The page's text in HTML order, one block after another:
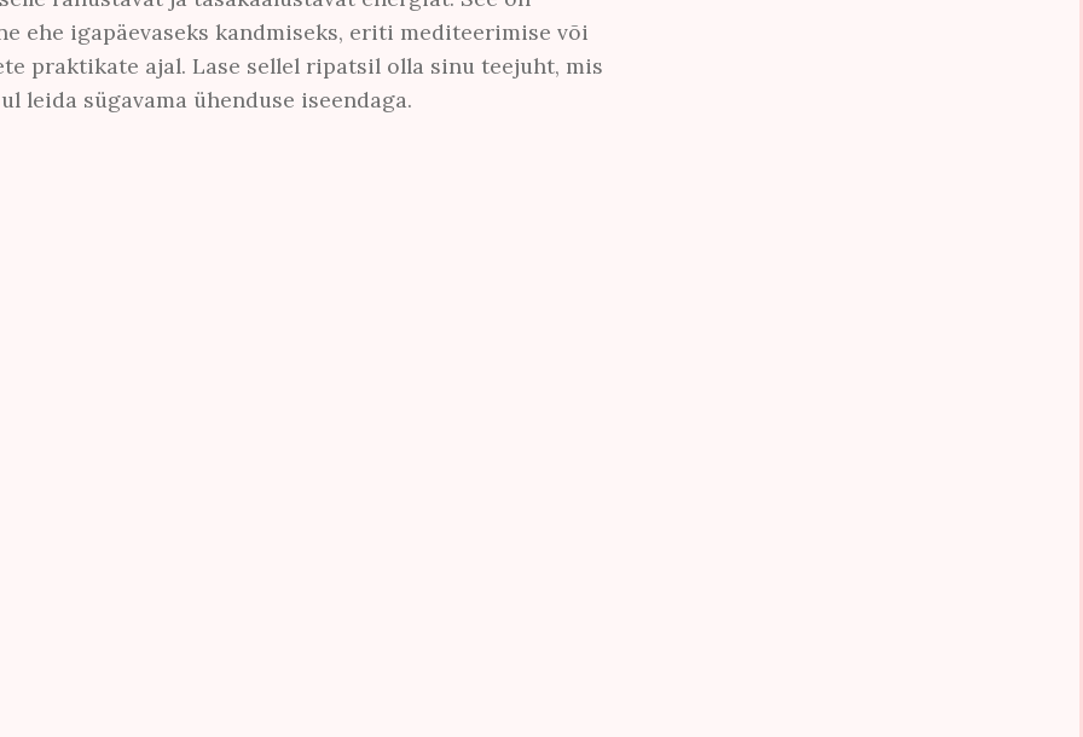
ehe igapäevaseks kandmiseks, eriti mediteerimise või
praktikate ajal. Lase sellel ripatsil olla sinu teejuht, mis
leida sügavama ühenduse iseendaga.